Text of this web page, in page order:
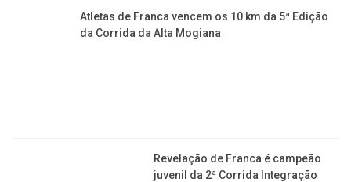
Atletas de Franca vencem os 10 km da 5ª Edição
da Corrida da Alta Mogiana
Revelação de Franca é campeão
juvenil da 2ª Corrida Integração